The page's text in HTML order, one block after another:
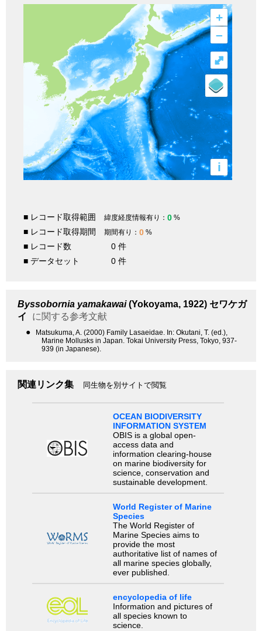
+
–
i
⤢
■ レコード取得範囲 緯度経度情報有り： 0 %
■ レコード取得期間 期間有り： 0 %
■ レコード数
0 件
■ データセット
0 件
Byssobornia yamakawai(Yokoyama, 1922) セワケガ
イ
に関する参考文献
●
Matsukuma, A. (2000) Family Lasaeidae. In: Okutani, T. (ed.),
Marine Mollusks in Japan. Tokai University Press, Tokyo, 937-
939 (in Japanese).
関連リンク集 同生物を別サイトで閲覧
OCEAN BIODIVERSITY
INFORMATION SYSTEM
OBIS is a global open-
access data and
information clearing-house
on marine biodiversity for
science, conservation and
sustainable development.
World Register of Marine
Species
The World Register of
Marine Species aims to
provide the most
authoritative list of names of
all marine species globally,
ever published.
encyclopedia of life
Information and pictures of
all species known to
science.